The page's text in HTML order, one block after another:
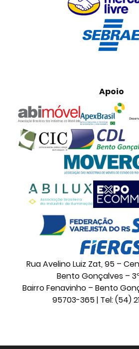
Apoio
Rua Avelino Luiz Zat, 95 –
Bento Gonçalves –
Bairro Fenavinho – Bento
95703-365 | Tel: (54)